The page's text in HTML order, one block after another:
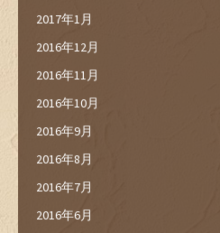
2017年1月
2016年12月
2016年11月
2016年10月
2016年9月
2016年8月
2016年7月
2016年6月